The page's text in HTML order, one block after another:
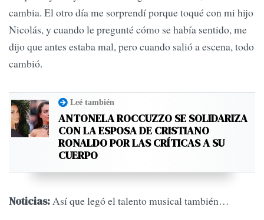
cambia. El otro día me sorprendí porque toqué con mi hijo
Nicolás, y cuando le pregunté cómo se había sentido, me
dijo que antes estaba mal, pero cuando salió a escena, todo
cambió.
Leé también
ANTONELA ROCCUZZO SE SOLIDARIZA
CON LA ESPOSA DE CRISTIANO
RONALDO POR LAS CRÍTICAS A SU
CUERPO
Noticias:Así que legó el talento musical también…